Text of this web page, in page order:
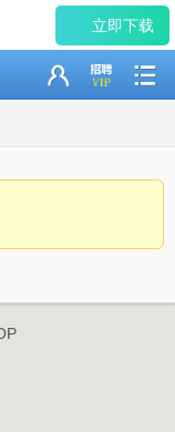
立即下载